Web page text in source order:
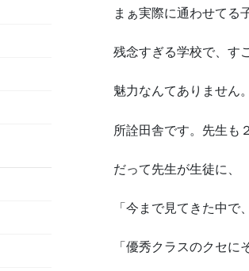
まぁ実際に通わせてる
残念すぎる学校で、す
魅力なんてありません
所詮田舎です。先生も
だって先生が生徒に、
「今まで見てきた中で
「優秀クラスのクセに